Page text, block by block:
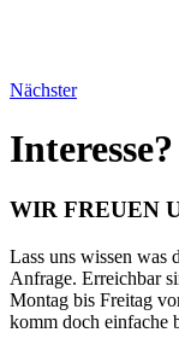
Nächster
Interesse?
WIR FREUEN
Lass uns wissen was
Anfrage. Erreichbar
Montag bis Freitag
komm doch einfache